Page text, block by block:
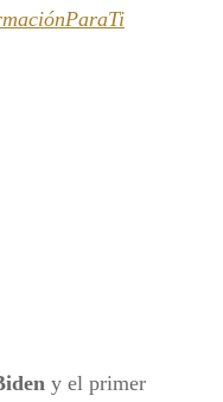
y el primer